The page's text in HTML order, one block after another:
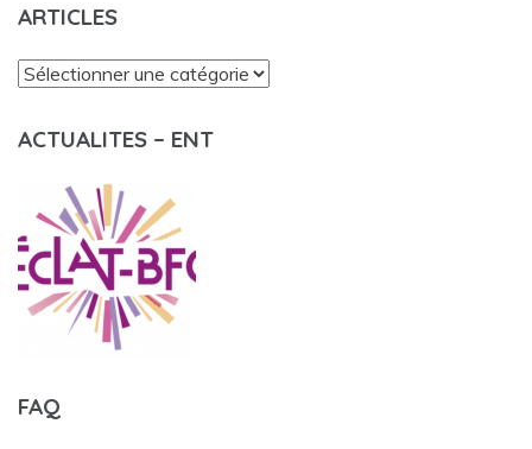
ARTICLES
Articles
ACTUALITES – ENT
FAQ